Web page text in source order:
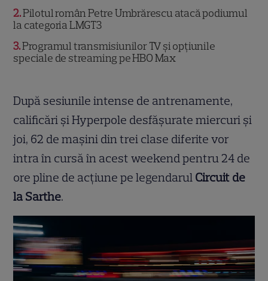
2 Pilotul român Petre Umbrărescu atacă podiumul
la categoria LMGT3
3 Programul transmisiunilor TV și opțiunile
speciale de streaming pe HBO Max
După sesiunile intense de antrenamente,
calificări și Hyperpole desfășurate miercuri și
joi, 62 de mașini din trei clase diferite vor
intra în cursă în acest weekend pentru 24 de
ore pline de acțiune pe legendarul Circuit de
la Sarthe.